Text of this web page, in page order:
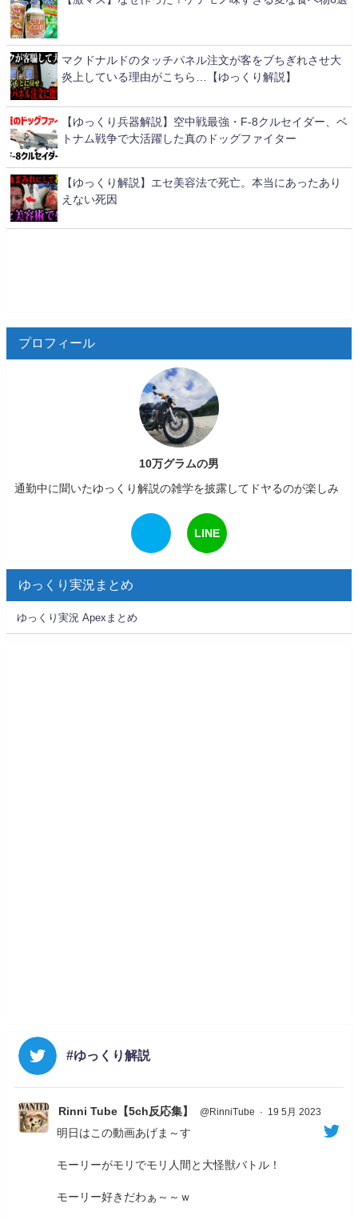
マクドナルドのタッチパネル注文が客をブちぎれさせ大
炎上している理由がこちら…【ゆっくり解説】
【ゆっくり兵器解説】空中戦最強・F-8クルセイダー、ベ
トナム戦争で大活躍した真のドッグファイター
【ゆっくり解説】エセ美容法で死亡。本当にあったあり
えない死因
プロフィール
10万グラムの男
通勤中に聞いたゆっくり解説の雑学を披露してドヤるのが楽しみ
LINE
ゆっくり実況まとめ
ゆっくり実況 Apexまとめ
#ゆっくり解説
Rinni Tube【5ch反応集】 @RinniTube · 19 5月 2023
明日はこの動画あげま～す
モーリーがモリでモリ人間と大怪獣バトル！
モーリー好きだわぁ～～ｗ